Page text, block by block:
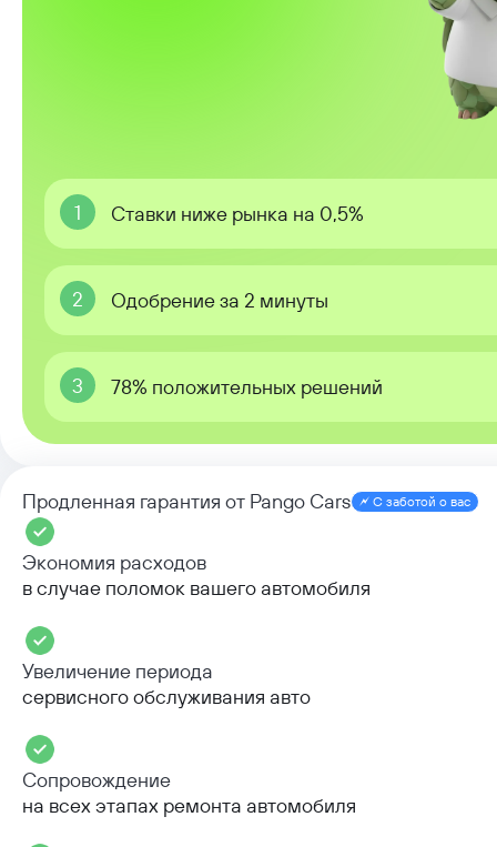
1 Ставки ниже рынка на 0,5%
2 Одобрение за 2 минуты
3 78% положительных решений
Продленная гарантия от Pango Cars С заботой о вас
Экономия расходов
в случае поломок вашего автомобиля
Увеличение периода
сервисного обслуживания авто
Сопровождение
на всех этапах ремонта автомобиля